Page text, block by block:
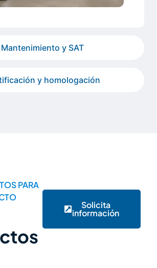
Mantenimiento y SAT
y homologación
PARA
Solicita
información